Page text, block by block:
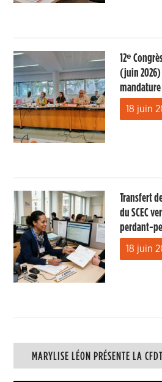
12ᵉ
(juin
18 juin
Transfert
du SCEC
perdant-
18 juin
Navigation
desMARYLISE LÉON PRÉSENTE LA CFDT